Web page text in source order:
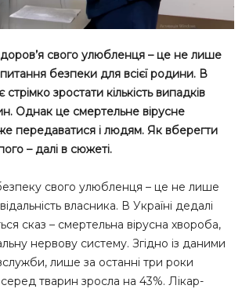
свого улюбленця – це не лише
безпеки для всієї родини. В
зростати кількість випадків
Однак це смертельне вірусне
передаватися і людям. Як вберегти
– далі в сюжеті.
свого улюбленця – це не лише
власника. В Україні дедалі
сказ – смертельна вірусна хвороба,
нервову систему. Згідно із даними
лише за останні три роки
серед тварин зросла на 43%. Лікар-